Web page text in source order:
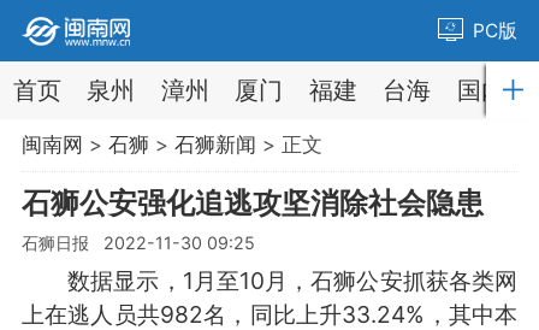
PC版
首页 泉州 漳州 厦门 福建 台海 国内
闽南网 > 石狮 > 石狮新闻 > 正文
石狮公安强化追逃攻坚消除社会隐患
石狮日报 2022-11-30 09:25
数据显示，1月至10月，石狮公安抓获各类网
上在逃人员共982名，同比上升33.24%，其中本